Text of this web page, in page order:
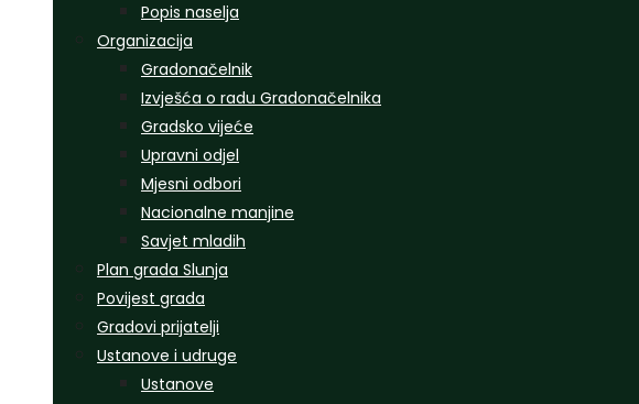
Popis naselja
Organizacija
Gradonačelnik
Izvješća o radu Gradonačelnika
Gradsko vijeće
Upravni odjel
Mjesni odbori
Nacionalne manjine
Savjet mladih
Plan grada Slunja
Povijest grada
Gradovi prijatelji
Ustanove i udruge
Ustanove